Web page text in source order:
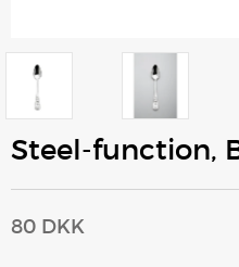
Steel-function,
80 DKK